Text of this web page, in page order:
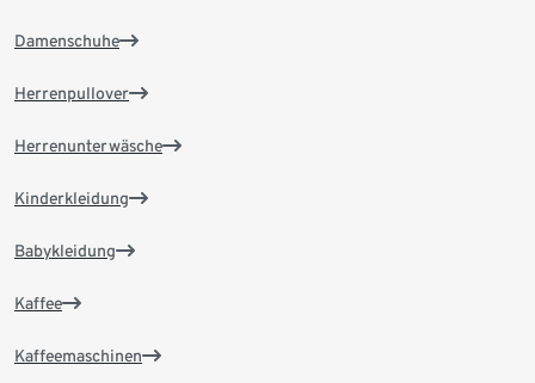
Damenschuhe
Herrenpullover
Herrenunterwäsche
Kinderkleidung
Babykleidung
Kaffee
Kaffeemaschinen